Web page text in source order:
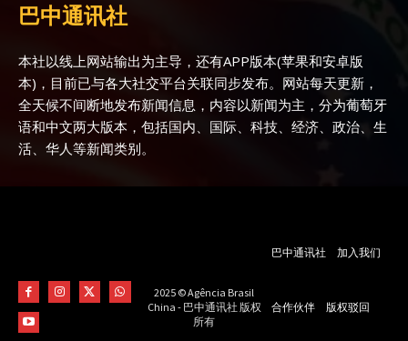
巴中通讯社
本社以线上网站输出为主导，还有APP版本(苹果和安卓版
本)，目前已与各大社交平台关联同步发布。网站每天更新，
全天候不间断地发布新闻信息，内容以新闻为主，分为葡萄牙
语和中文两大版本，包括国内、国际、科技、经济、政治、生
活、华人等新闻类别。
2025 © Agência Brasil
China - 巴中通讯社 版权
所有
巴中通讯社 加入我们
合作伙伴 版权驳回